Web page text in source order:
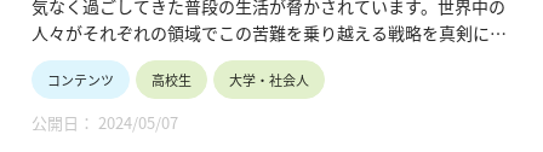
気なく過ごしてきた普段の生活が脅かされています。世界中の
人々がそれぞれの領域でこの苦難を乗り越える戦略を真剣に考
えている中、自分たちの研究がどう役立つのかを考えた時、ナ
ファモスタットという治療薬の種を育てることを決めました。
本講義は、第20回東京大学生命科学シンポジウムとの共催によ
る特別オンライン講演会の一部です。
コンテンツ 高校生 大学・社会人
公開日： 2024/05/07